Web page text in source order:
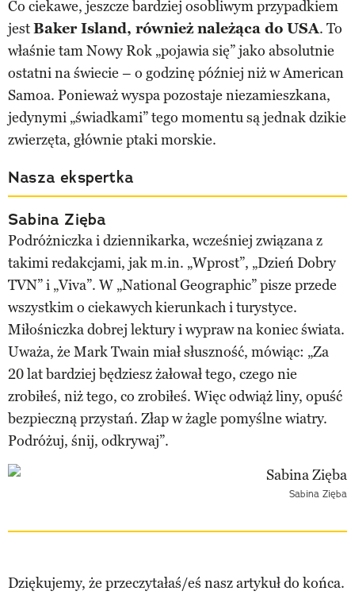
Co ciekawe, jeszcze bardziej osobliwym przypadkiem
jestBaker Island, również należąca do USA. To
właśnie tam Nowy Rok „pojawia się” jako absolutnie
ostatni na świecie – o godzinę później niż w American
Samoa. Ponieważ wyspa pozostaje niezamieszkana,
jedynymi „świadkami” tego momentu są jednak dzikie
zwierzęta, głównie ptaki morskie.
Nasza ekspertka
Sabina Zięba
Podróżniczka i dziennikarka, wcześniej związana z
takimi redakcjami, jak m.in. „Wprost”, „Dzień Dobry
TVN” i „Viva”. W „National Geographic” pisze przede
wszystkim o ciekawych kierunkach i turystyce.
Miłośniczka dobrej lektury i wypraw na koniec świata.
Uważa, że Mark Twain miał słuszność, mówiąc: „Za
20 lat bardziej będziesz żałował tego, czego nie
zrobiłeś, niż tego, co zrobiłeś. Więc odwiąż liny, opuść
bezpieczną przystań. Złap w żagle pomyślne wiatry.
Podróżuj, śnij, odkrywaj”.
Sabina Zięba
Dziękujemy, że przeczytałaś/eś nasz artykuł do końca.